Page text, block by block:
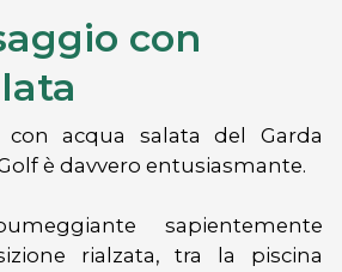
con
con acqua salata del Garda
è davvero entusiasmante.
sapientemente
rialzata, tra la piscina